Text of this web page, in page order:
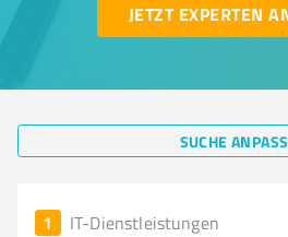
JETZT EXPERTEN
SUCHE
1 IT-Dienstleistungen